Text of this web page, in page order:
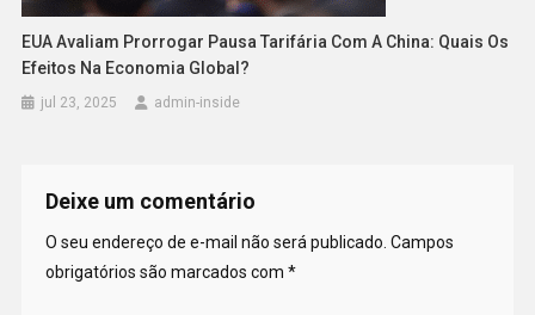
EUA Avaliam Prorrogar Pausa Tarifária Com A China: Quais Os
Efeitos Na Economia Global?
jul 23, 2025 admin-inside
Deixe um comentário
O seu endereço de e-mail não será publicado. Campos
obrigatórios são marcados com *